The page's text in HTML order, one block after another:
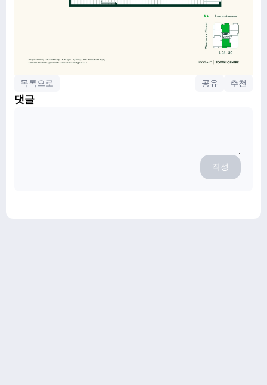
목록으로 공유 추천
댓글
작성